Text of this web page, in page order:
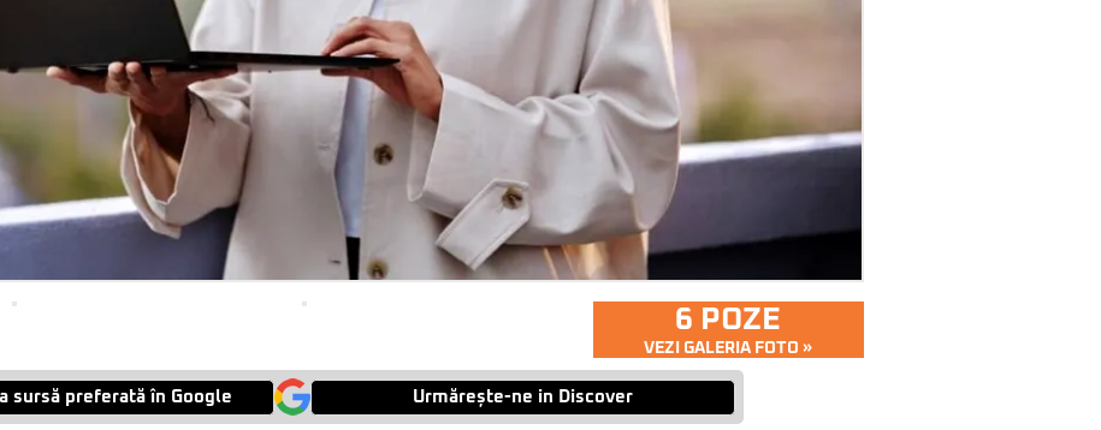
6 POZE
VEZI GALERIA FOTO »
sursă preferată în Google Urmărește-ne in Discover